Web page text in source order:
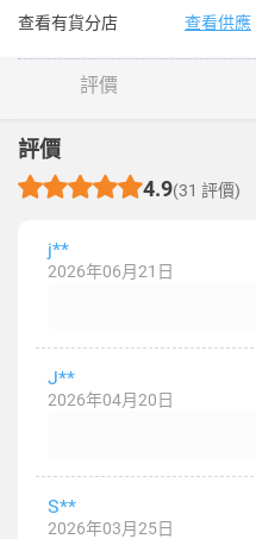
查看有貨分店 查看供應
評價
評價
4.9(31 評價)
j**
2026年06月21日
J**
2026年04月20日
S**
2026年03月25日